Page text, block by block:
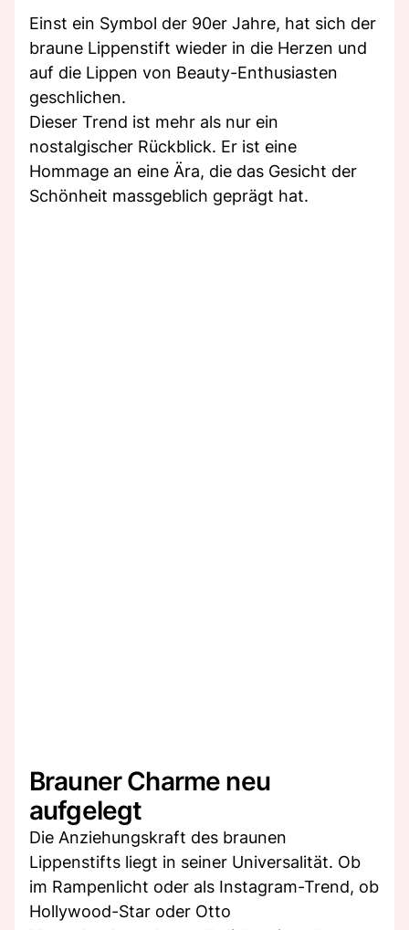
Einst ein Symbol der 90er Jahre, hat sich der
braune Lippenstift wieder in die Herzen und
auf die Lippen von Beauty-Enthusiasten
geschlichen.
Dieser Trend ist mehr als nur ein
nostalgischer Rückblick. Er ist eine
Hommage an eine Ära, die das Gesicht der
Schönheit massgeblich geprägt hat.
Brauner Charme neu
aufgelegt
Die Anziehungskraft des braunen
Lippenstifts liegt in seiner Universalität. Ob
im Rampenlicht oder als Instagram-Trend, ob
Hollywood-Star oder Otto